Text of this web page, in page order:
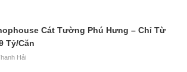
Cát Tường Phú Hưng – Chỉ Từ
Tỷ/Căn
Hải